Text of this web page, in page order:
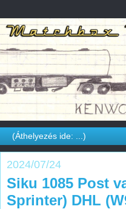
2024/07/24
Siku 1085 Post
Sprinter) DHL